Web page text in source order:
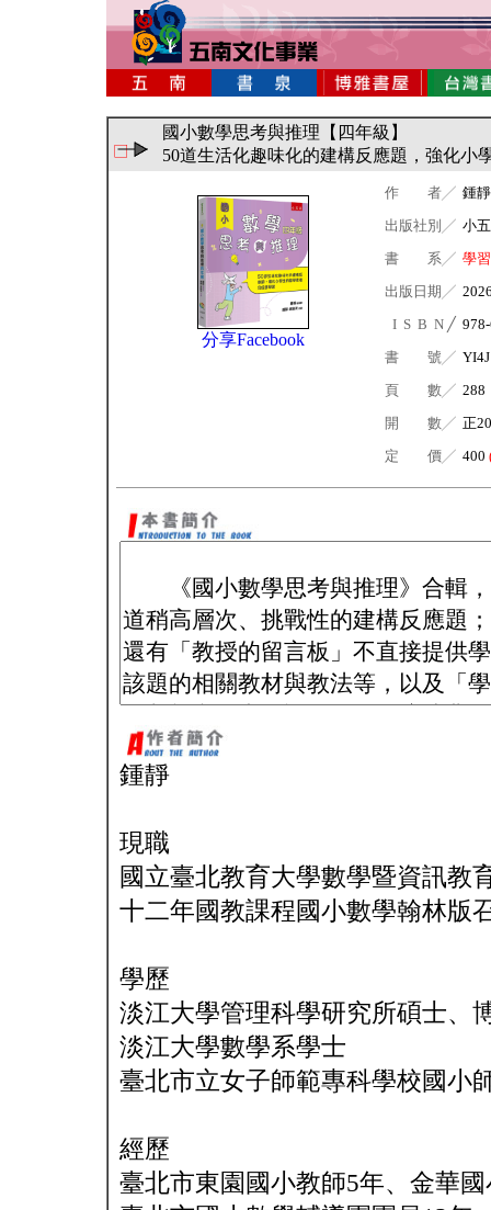
國小數學思考與推理【四年級】
50道生活化趣味化的建構反應題，強化小
分享Facebook
作 者╱ 鍾
出版社別╱ 小
書 系╱ 學
出版日期╱
I S B N ╱
書 號╱ YI4J
頁 數╱ 288
開 數╱ 正
定 價╱ 400
鍾靜
現職
國立臺北教育大學數學暨資訊教
十二年國教課程國小數學翰林版
學歷
淡江大學管理科學研究所碩士、
淡江大學數學系學士
臺北市立女子師範專科學校國小
經歷
臺北市東園國小教師5年、金華